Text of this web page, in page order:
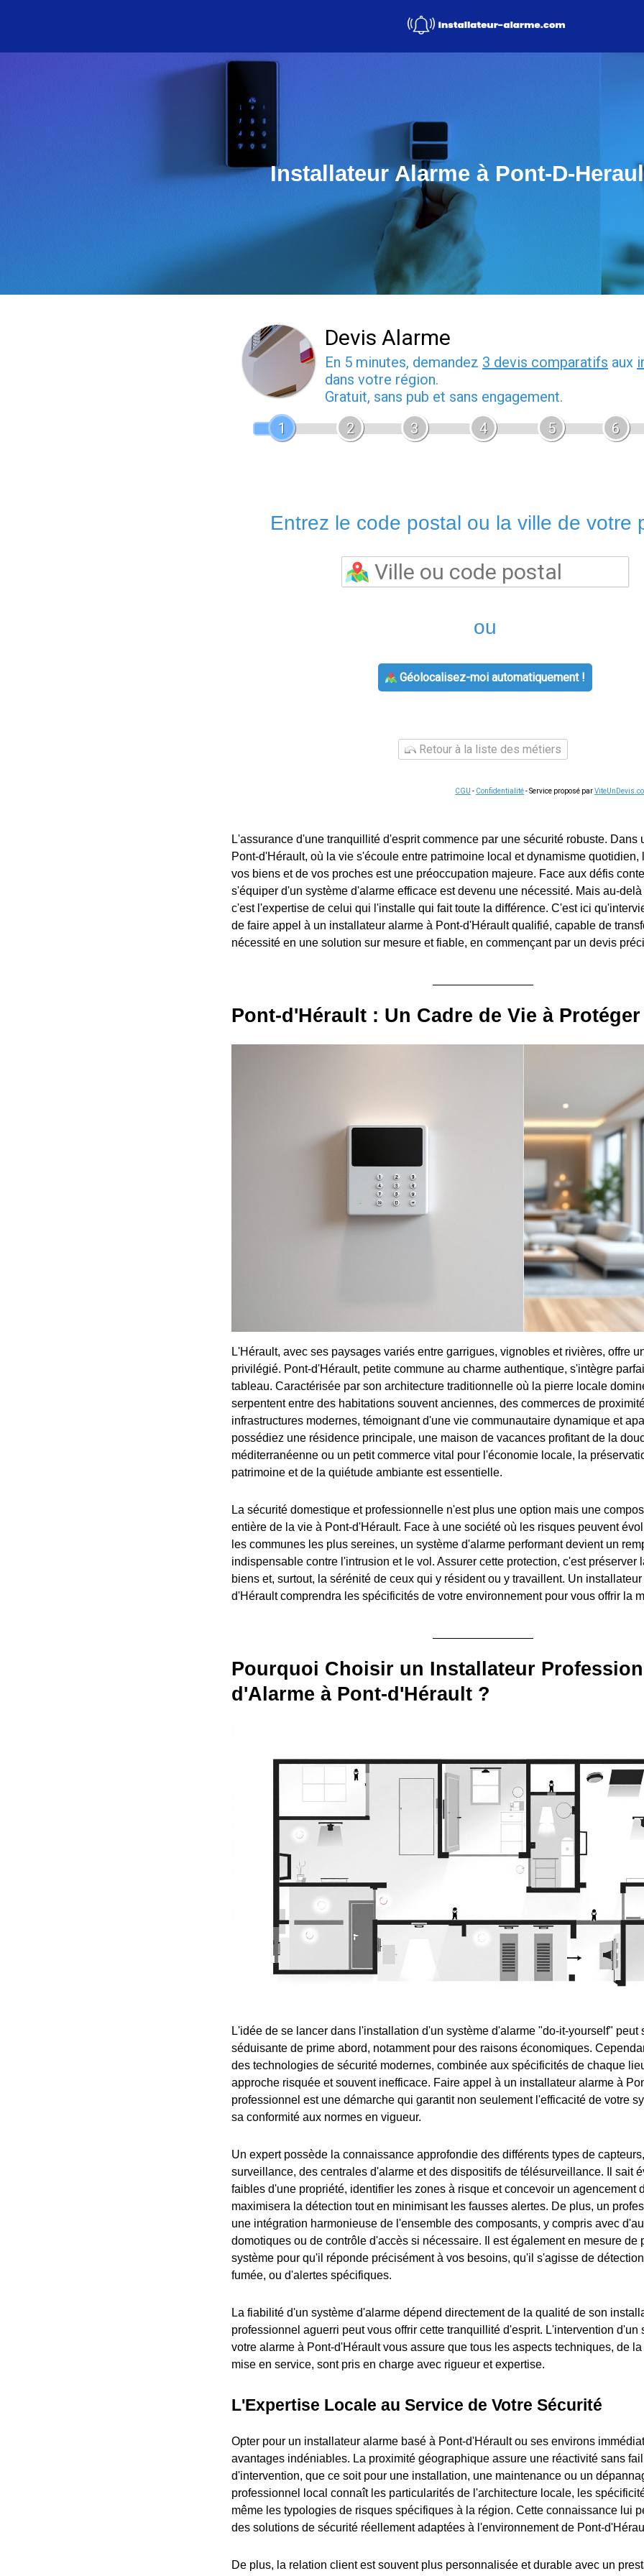
Installateur Alarme à Pont-D-
Devis Alarme
En 5 minutes, demandez 3 devis comparatifs aux
dans votre région.
Gratuit, sans pub et sans engagement.
1
2 3 4 5 6
Entrez le code postal ou la ville de votre
ou
Géolocalisez-moi automatiquement !
Retour à la liste des métiers
CGU - Confidentialité- Service proposé par
L'assurance d'une tranquillité d'esprit commence par une sécurité robuste. Dans
Pont-d'Hérault, où la vie s'écoule entre patrimoine local et dynamisme quotidien,
vos biens et de vos proches est une préoccupation majeure. Face aux défis
s'équiper d'un système d'alarme efficace est devenu une nécessité. Mais au-
c'est l'expertise de celui qui l'installe qui fait toute la différence. C'est ici
de faire appel à un installateur alarme à Pont-d'Hérault qualifié, capable de
nécessité en une solution sur mesure et fiable, en commençant par un devis
Pont-d'Hérault : Un Cadre de Vie à Protéger
L'Hérault, avec ses paysages variés entre garrigues, vignobles et rivières, offre
privilégié. Pont-d'Hérault, petite commune au charme authentique, s'intègre
tableau. Caractérisée par son architecture traditionnelle où la pierre locale
serpentent entre des habitations souvent anciennes, des commerces de
infrastructures modernes, témoignant d'une vie communautaire dynamique et
possédiez une résidence principale, une maison de vacances profitant de la
méditerranéenne ou un petit commerce vital pour l'économie locale, la
patrimoine et de la quiétude ambiante est essentielle.
La sécurité domestique et professionnelle n'est plus une option mais une
entière de la vie à Pont-d'Hérault. Face à une société où les risques peuvent
les communes les plus sereines, un système d'alarme performant devient un
indispensable contre l'intrusion et le vol. Assurer cette protection, c'est préserver
biens et, surtout, la sérénité de ceux qui y résident ou y travaillent. Un
d'Hérault comprendra les spécificités de votre environnement pour vous offrir la
Pourquoi Choisir un Installateur
d'Alarme à Pont-d'Hérault ?
L'idée de se lancer dans l'installation d'un système d'alarme "do-it-yourself" peut
séduisante de prime abord, notamment pour des raisons économiques.
des technologies de sécurité modernes, combinée aux spécificités de chaque
approche risquée et souvent inefficace. Faire appel à un installateur alarme à
professionnel est une démarche qui garantit non seulement l'efficacité de votre
sa conformité aux normes en vigueur.
Un expert possède la connaissance approfondie des différents types de
surveillance, des centrales d'alarme et des dispositifs de télésurveillance. Il sait
faibles d'une propriété, identifier les zones à risque et concevoir un agencement
maximisera la détection tout en minimisant les fausses alertes. De plus, un
une intégration harmonieuse de l'ensemble des composants, y compris avec
domotiques ou de contrôle d'accès si nécessaire. Il est également en mesure de
système pour qu'il réponde précisément à vos besoins, qu'il s'agisse de
fumée, ou d'alertes spécifiques.
La fiabilité d'un système d'alarme dépend directement de la qualité de son
professionnel aguerri peut vous offrir cette tranquillité d'esprit. L'intervention d'un
votre alarme à Pont-d'Hérault vous assure que tous les aspects techniques, de
mise en service, sont pris en charge avec rigueur et expertise.
L'Expertise Locale au Service de Votre Sécurité
Opter pour un installateur alarme basé à Pont-d'Hérault ou ses environs
avantages indéniables. La proximité géographique assure une réactivité sans
d'intervention, que ce soit pour une installation, une maintenance ou un
professionnel local connaît les particularités de l'architecture locale, les
même les typologies de risques spécifiques à la région. Cette connaissance lui
des solutions de sécurité réellement adaptées à l'environnement de Pont-
De plus, la relation client est souvent plus personnalisée et durable avec un